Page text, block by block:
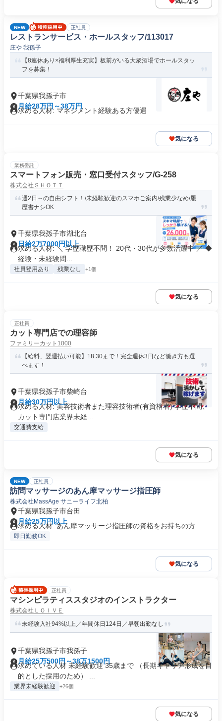
NEW 正社員
レストランサービス・ホールスタッフ/113017
庄や 我孫子
【8連休あり×福利厚生充実】板前がいる大衆酒場でホールスタッ
フを募集！
千葉県我孫子市
月給28万円～38万円
求める人材: マネジメント経験ある方優遇
気になる
業務委託
スマートフォン販売・窓口受付スタッフ/G-258
株式会社ＳＨＯＴＴ
週2日～の自由シフト！/未経験歓迎のスマホご案内/残業少なめ/履
歴書ナシOK
千葉県我孫子市湖北台
日給2万7000円以上
求める人材: ＼ 学歴職歴不問！ 20代・30代が多数活躍中 ／ ◆
経験・未経験問...
社員登用あり 残業なし +1個
気になる
正社員
カット専門店での理容師
ファミリーカット1000
【給料、翌週払い可能】18:30まで！完全週休3日など働き方も選
べます！
千葉県我孫子市柴崎台
月給30万円以上
求める人材: 美容技術者また理容技術者(有資格者) 学歴不問、
カット専門店業界未経...
交通費支給
気になる
NEW 正社員
訪問マッサージのあん摩マッサージ指圧師
株式会社MassAge サニーライフ北柏
千葉県我孫子市台田
月給25万円以上
求める人材: あん摩マッサージ指圧師の資格をお持ちの方
即日勤務OK
気になる
正社員
マシンピラティススタジオのインストラクター
株式会社ＬＯＩＶＥ
未経験入社94%以上／年間休日124日／早朝出勤なし
千葉県我孫子市我孫子
月給25万500円～38万1500円
求めている人材 未経験歓迎 35歳まで （長期キャリア形成を目
的とした採用のため） ...
業界未経験歓迎 +26個
気になる